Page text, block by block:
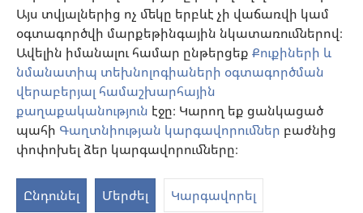
Այս տվյալներից ոչ մեկը երբևէ չի վաճառվի կամ
օգտագործվի մարքեթինգային նկատառումներով։
Ավելին իմանալու համար ընթերցեք Քուքիների և
նմանատիպ տեխնոլոգիաների օգտագործման
վերաբերյալ համաշխարհային
քաղաքականություն էջը։ Կարող եք ցանկացած
պահի Գաղտնիության կարգավորումներ բաժնից
փոփոխել ձեր կարգավորումները։
Ընդունել Մերժել Կարգավորել
նոր
պատուհան)
JW Library® հավելված
Watchtower Library
Copyright © 2026 Watch Tower Bible and Tract Society of Pennsylvania.
ՕԳՏԱԳՈՐԾՄԱՆ ՊԱՅՄԱՆՆԵՐ |
ՔԱՂԱՔԱԿԱՆՈՒԹՅՈՒՆ|ԳԱՂՏՆԻՈՒԹՅԱՆ ԿԱՐԳԱՎՈՐՈՒՄՆԵՐ